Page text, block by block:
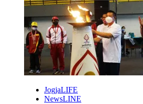
about
KKN
UMBY
Latih
“Sri
Widodo“
Buat
Kompos
Daun
Siam
JogjaLIFE
NewsLINE